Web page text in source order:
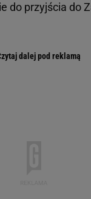
do przyjścia do